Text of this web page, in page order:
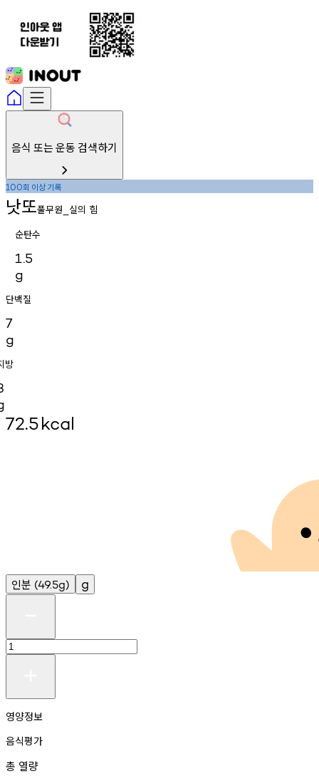
음식 또는 운동 검색하기
100회 이상기록
낫또풀무원 실의 힘
순탄수
1.5
g
단백질
7
g
방
72.5kcal
인분 (49.5g) g
영양정보
음식평가
총 열량